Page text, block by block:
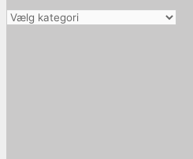
Vælg